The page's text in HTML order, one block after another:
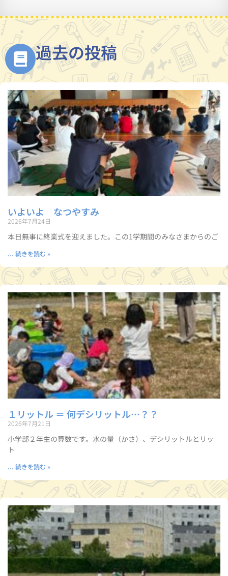
過去の投稿
いよいよ なつやすみ
2026年7月24日
本日無事に終業式を迎えました。この1学期間のみなさまからのご
... 続きを読む »
１リットル ＝ 何デシリットル…？？
2026年7月21日
小学部２年生の算数です。水の量（かさ）、デシリットルとリッ
ト
... 続きを読む »